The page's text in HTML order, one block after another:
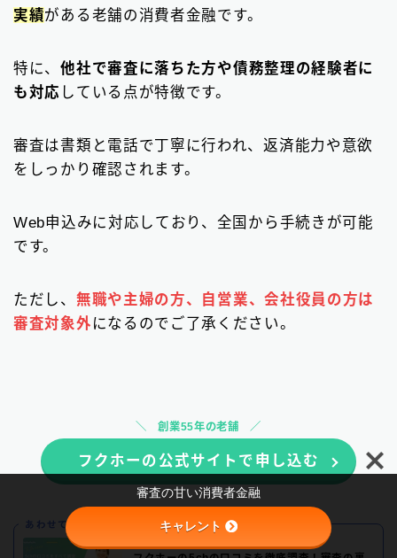
Follow Me
実績がある老舗の消費者金融です。
特に、他社で審査に落ちた方や債務整理の経験者に
も対応 している点が特徴です。
審査は書類と電話で丁寧に行われ、返済能力や意欲
をしっかり確認されます。
Web申込みに対応しており、全国から手続きが可能
です。
ただし、 無職や主婦の方、自営業、会社役員の方は
審査対象外 になるのでご了承ください。
創業55年の老舗
フクホーの公式サイトで申し込む
あわせて読みたい
審査の甘い消費者金融
キャレント